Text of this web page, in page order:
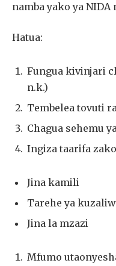
namba yako ya NIDA
Hatua:
Fungua kivinjari
n.k.)
Tembelea tovuti
Chagua sehemu
Ingiza taarifa
Jina kamili
Tarehe ya
Jina la mzazi
Mfumo